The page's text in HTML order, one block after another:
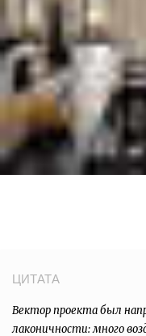
Вектор проекта был
лаконичности: много